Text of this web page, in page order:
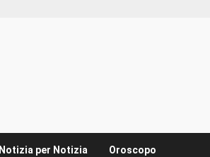
Notizia per Notizia Oroscopo